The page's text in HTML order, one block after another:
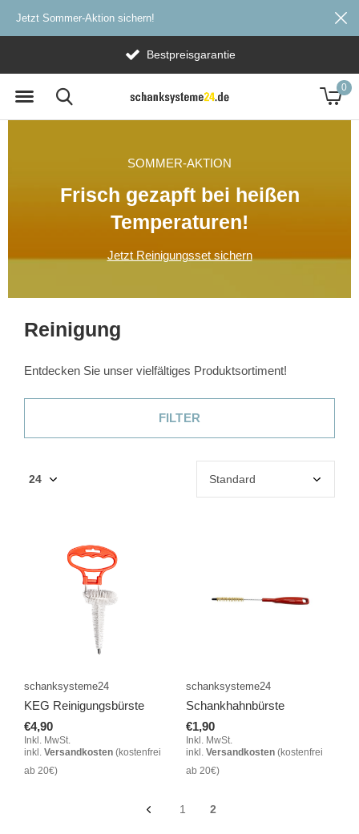
0
Bestpreisgarantie
Jetzt Sommer-Aktion sichern!
SOMMER-AKTION
Frisch gezapft bei heißen
Temperaturen!
Jetzt Reinigungsset sichern
Reinigung
Entdecken Sie unser vielfältiges Produktsortiment!
FILTER
schanksysteme24
KEG Reinigungsbürste
€4,90
Inkl. MwSt.
inkl. Versandkosten (kostenfrei
ab 20€)
schanksysteme24
Schankhahnbürste
€1,90
Inkl. MwSt.
inkl. Versandkosten(kostenfrei
ab 20€)
1 2